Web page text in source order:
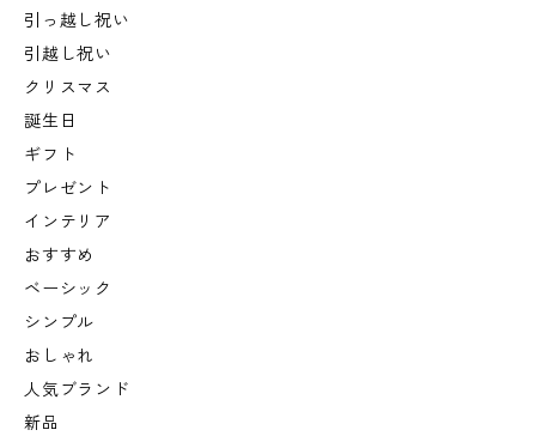
引っ越し祝い
引越し祝い
クリスマス
誕生日
ギフト
プレゼント
インテリア
おすすめ
ベーシック
シンプル
おしゃれ
人気ブランド
新品